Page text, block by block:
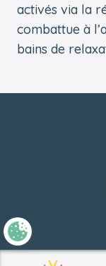
activés via la
combattue à
bains de
RGPD